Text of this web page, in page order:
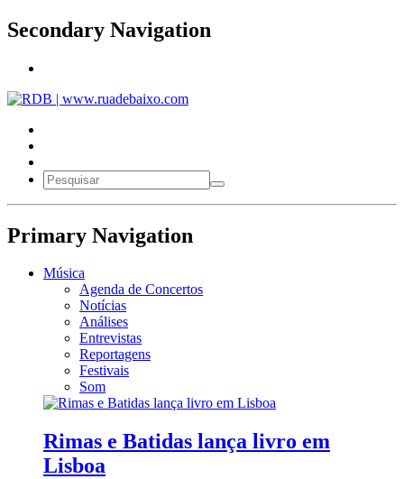
Secondary Navigation
Primary Navigation
Música
Agenda de Concertos
Notícias
Análises
Entrevistas
Reportagens
Festivais
Som
Rimas e Batidas lança livro em
Lisboa